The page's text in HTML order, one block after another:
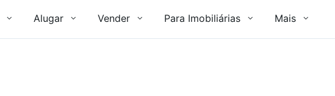
Alugar Vender Para Imobiliárias Mais